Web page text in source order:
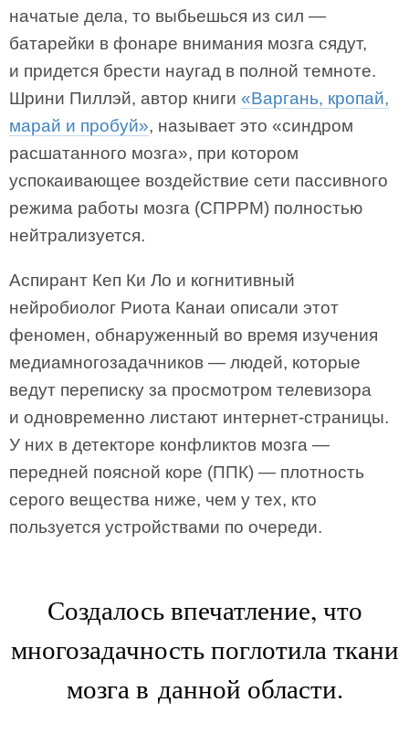
начатые дела, то выбьешься из сил —
батарейки в фонаре внимания мозга сядут,
и придется брести наугад в полной темноте.
Шрини Пиллэй, автор книги «Варгань, кропай,
марай и пробуй», называет это «синдром
расшатанного мозга», при котором
успокаивающее воздействие сети пассивного
режима работы мозга (СПРРМ) полностью
нейтрализуется.
Аспирант Кеп Ки Ло и когнитивный
нейробиолог Риота Канаи описали этот
феномен, обнаруженный во время изучения
медиамногозадачников — людей, которые
ведут переписку за просмотром телевизора
и одновременно листают интернет-страницы.
У них в детекторе конфликтов мозга —
передней поясной коре (ППК) — плотность
серого вещества ниже, чем у тех, кто
пользуется устройствами по очереди.
Создалось впечатление, что
многозадачность поглотила ткани
мозга в данной области.